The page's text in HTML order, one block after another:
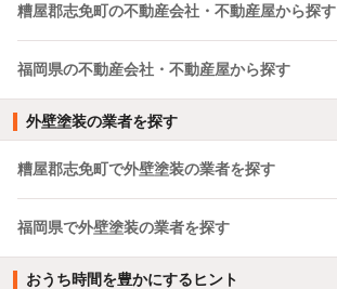
糟屋郡志免町の不動産会社・不動産屋から探す
福岡県の不動産会社・不動産屋から探す
外壁塗装の業者を探す
糟屋郡志免町で外壁塗装の業者を探す
福岡県で外壁塗装の業者を探す
おうち時間を豊かにするヒント